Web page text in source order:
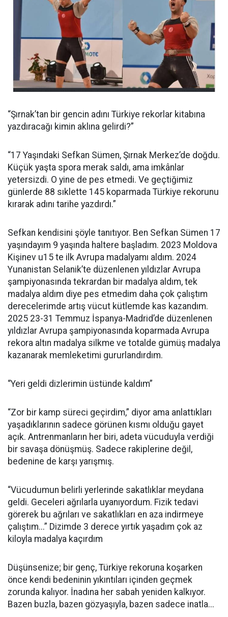
“Şırnak’tan bir gencin adını Türkiye rekorlar kitabına
yazdıracağı kimin aklına gelirdi?”
“17 Yaşındaki Sefkan Sümen, Şırnak Merkez’de doğdu.
Küçük yaşta spora merak saldı, ama imkânlar
yetersizdi. O yine de pes etmedi. Ve geçtiğimiz
günlerde 88 sıklette 145 koparmada Türkiye rekorunu
kırarak adını tarihe yazdırdı.”
Sefkan kendisini şöyle tanıtıyor. Ben Sefkan Sümen 17
yaşındayım 9 yaşında haltere başladım. 2023 Moldova
Kişinev u15 te ilk Avrupa madalyamı aldım. 2024
Yunanistan Selanik’te düzenlenen yıldızlar Avrupa
şampiyonasında tekrardan bir madalya aldım, tek
madalya aldım diye pes etmedim daha çok çalıştım
derecelerimde artış vücut kütlemde kas kazandım.
2025 23-31 Temmuz İspanya-Madrid’de düzenlenen
yıldızlar Avrupa şampiyonasında koparmada Avrupa
rekora altın madalya silkme ve totalde gümüş madalya
kazanarak memleketimi gururlandırdım.
“Yeri geldi dizlerimin üstünde kaldım”
“Zor bir kamp süreci geçirdim,” diyor ama anlattıkları
yaşadıklarının sadece görünen kısmı olduğu gayet
açık. Antrenmanların her biri, adeta vücuduyla verdiği
bir savaşa dönüşmüş. Sadece rakiplerine değil,
bedenine de karşı yarışmış.
“Vücudumun belirli yerlerinde sakatlıklar meydana
geldi. Geceleri ağrılarla uyanıyordum. Fizik tedavi
görerek bu ağrıları ve sakatlıkları en aza indirmeye
çalıştım...” Dizimde 3 derece yırtık yaşadım çok az
kiloyla madalya kaçırdım
Düşünsenize; bir genç, Türkiye rekoruna koşarken
önce kendi bedeninin yıkıntıları içinden geçmek
zorunda kalıyor. İnadına her sabah yeniden kalkıyor.
Bazen buzla, bazen gözyaşıyla, bazen sadece inatla...